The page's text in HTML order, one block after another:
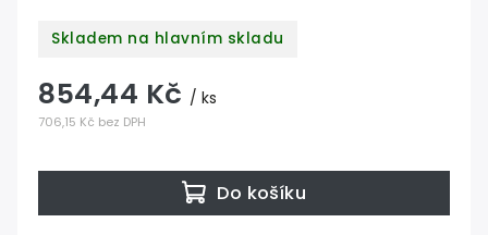
Skladem na hlavním skladu
706,15 Kč bez DPH
854,44 Kč / ks
Do košíku